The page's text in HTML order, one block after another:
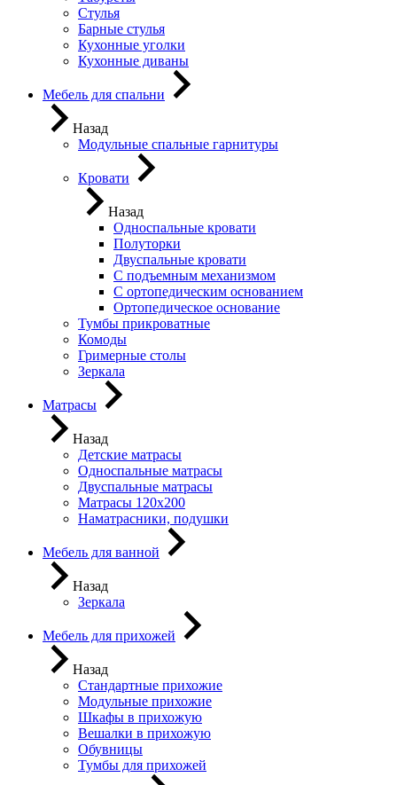
Стулья
Барные стулья
Кухонные уголки
Кухонные диваны
Мебель для спальни
Назад
Модульные спальные гарнитуры
Кровати
Назад
Односпальные кровати
Полуторки
Двуспальные кровати
С подъемным механизмом
С ортопедическим основанием
Ортопедическое основание
Тумбы прикроватные
Комоды
Гримерные столы
Зеркала
Матрасы
Назад
Детские матрасы
Односпальные матрасы
Двуспальные матрасы
Матрасы 120х200
Наматрасники, подушки
Мебель для ванной
Назад
Зеркала
Мебель для прихожей
Назад
Стандартные прихожие
Модульные прихожие
Шкафы в прихожую
Вешалки в прихожую
Обувницы
Тумбы для прихожей